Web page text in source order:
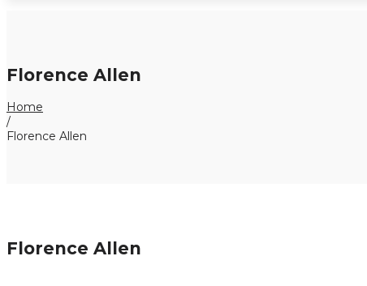
Florence Allen
Home
/
Florence Allen
Florence Allen